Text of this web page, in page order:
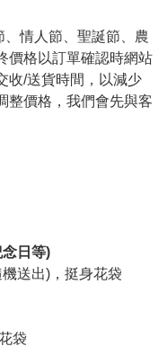
情人節、聖誕節、農
價格以訂單確認時網站
收/送貨時間，以減少
整價格，我們會先與客
日等)
送出)，挺身花袋
袋